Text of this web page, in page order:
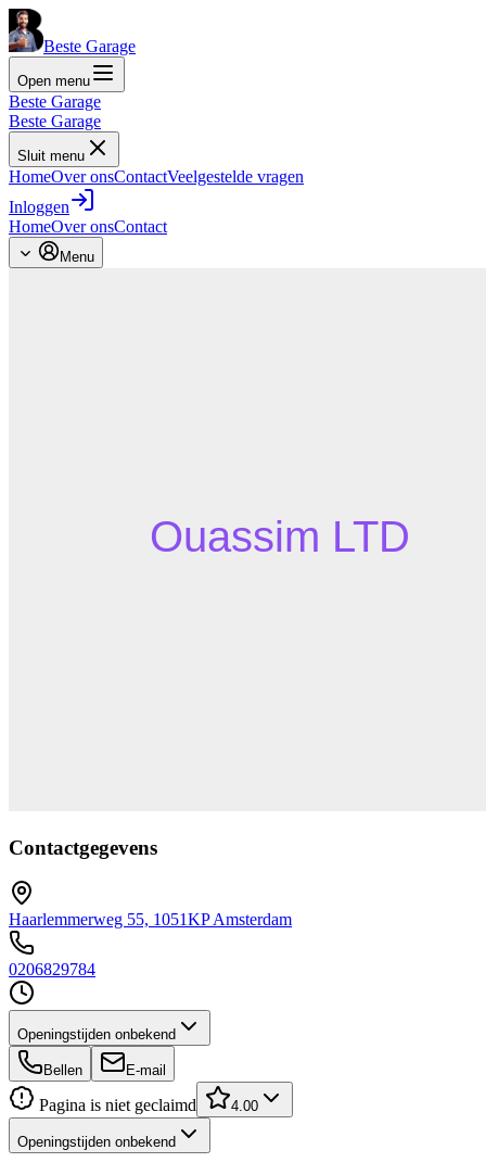
Beste Garage
Open menu
Beste Garage
Beste Garage
Sluit menu
HomeOver onsContactVeelgestelde vragen
Inloggen
HomeOver onsContact
Menu
Contactgegevens
Haarlemmerweg 55, 1051KP Amsterdam
0206829784
Openingstijden onbekend
Bellen E-mail
Pagina is niet geclaimd 4.00
Openingstijden onbekend